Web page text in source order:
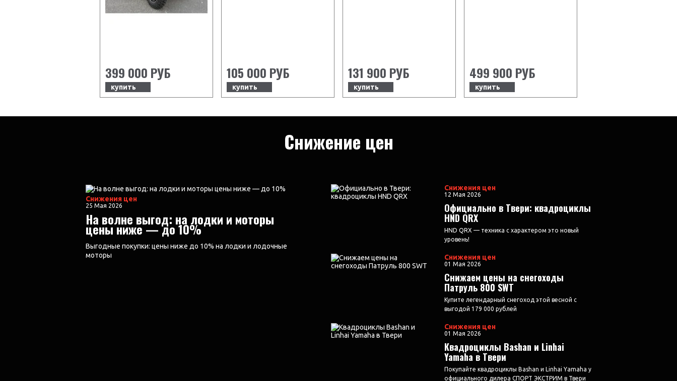
399 000 РУБ
купить
105 000 РУБ
купить
131 900 РУБ
купить
499 900 РУБ
купить
Снижение цен
Cнижения цен
25 Мая 2026
На волне выгод: на лодки и моторы
цены ниже — до 10%
Выгодные покупки: цены ниже до 10% на лодки и лодочные
моторы
Cнижения цен
12 Мая 2026
Официально в Твери: квадроциклы
HND QRX
HND QRX — техника с характером это новый
уровень!
Cнижения цен
01 Мая 2026
Снижаем цены на снегоходы
Патруль 800 SWT
Купите легендарный снегоход этой весной с
выгодой 179 000 рублей
Cнижения цен
01 Мая 2026
Квадроциклы Bashan и Linhai
Yamaha в Твери
Покупайте квадроциклы Bashan и Linhai Yamaha у
официального дилера СПОРТ ЭКСТРИМ в Твери